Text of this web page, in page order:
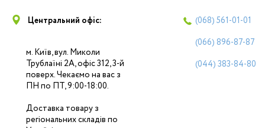
Центральний офіс:
м. Київ, вул. Миколи
Трублаїні 2А, офіс 312, 3-й
поверх. Чекаємо на вас з
ПН по ПТ, 9:00-18:00.
Доставка товару з
регіональних складів по
(068) 561-01-01
(066) 896-87-87
(044) 383-84-80